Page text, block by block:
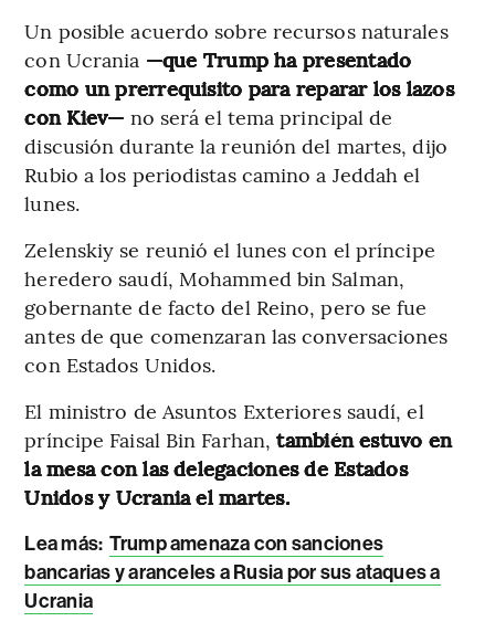
Un posible acuerdo sobre recursos naturales
con Ucrania —que Trump ha presentado
como un prerrequisito para reparar los lazos
con Kiev— no será el tema principal de
discusión durante la reunión del martes, dijo
Rubio a los periodistas camino a Jeddah el
lunes.
Zelenskiy se reunió el lunes con el príncipe
heredero saudí, Mohammed bin Salman,
gobernante de facto del Reino, pero se fue
antes de que comenzaran las conversaciones
con Estados Unidos.
El ministro de Asuntos Exteriores saudí, el
príncipe Faisal Bin Farhan, también estuvo en
la mesa con las delegaciones de Estados
Unidos y Ucrania el martes.
Lea más: Trump amenaza con sanciones
bancarias y aranceles a Rusia por sus ataques a
Ucrania